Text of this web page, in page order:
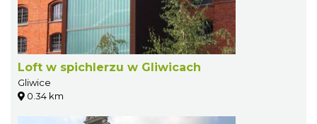
Loft w spichlerzu w Gliwicach
Gliwice
0.34 km